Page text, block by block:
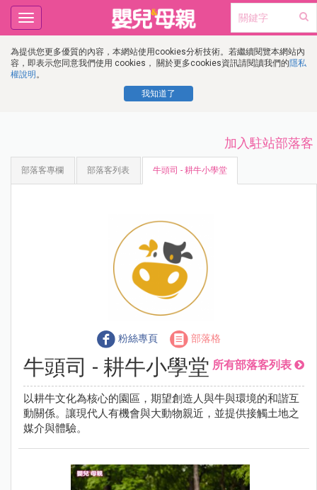
為提供您更多優質的內容，本網站使用cookies分析技術。若繼續閱覽本網站內
容，即表示您同意我們使用 cookies， 關於更多cookies資訊請閱讀我們的隱私
權說明 。
我知道了
Toggle
navigation
加入駐站部落客
部落客專欄 部落客列表 牛頭司 - 耕牛小學堂
粉絲專頁 部落格
牛頭司 - 耕牛小學堂 所有部落客列表
以耕牛文化為核心的園區，期望創造人與牛與環境的和諧互
動關係。讓現代人有機會與大動物親近，並提供接觸土地之
媒介與體驗。